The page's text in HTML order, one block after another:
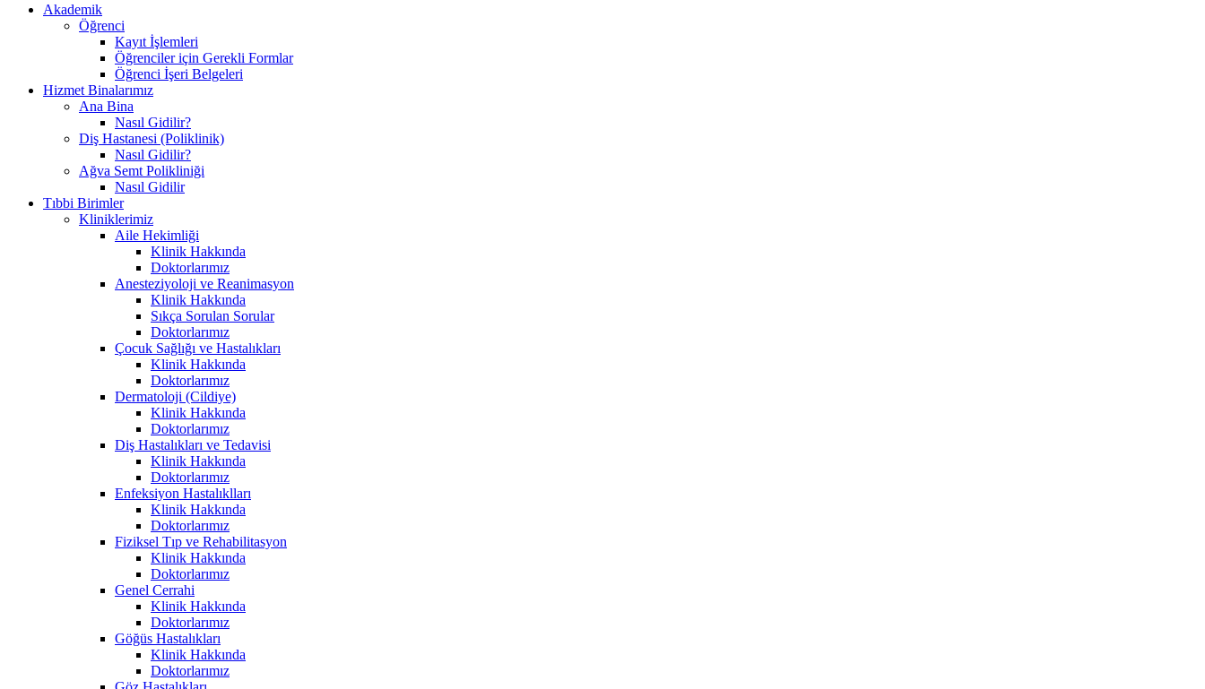
Akademik
Öğrenci
Kayıt İşlemleri
Öğrenciler için Gerekli Formlar
Öğrenci İşeri Belgeleri
Hizmet Binalarımız
Ana Bina
Nasıl Gidilir?
Diş Hastanesi (Poliklinik)
Nasıl Gidilir?
Ağva Semt Polikliniği
Nasıl Gidilir
Tıbbi Birimler
Kliniklerimiz
Aile Hekimliği
Klinik Hakkında
Doktorlarımız
Anesteziyoloji ve Reanimasyon
Klinik Hakkında
Sıkça Sorulan Sorular
Doktorlarımız
Çocuk Sağlığı ve Hastalıkları
Klinik Hakkında
Doktorlarımız
Dermatoloji (Cildiye)
Klinik Hakkında
Doktorlarımız
Diş Hastalıkları ve Tedavisi
Klinik Hakkında
Doktorlarımız
Enfeksiyon Hastalıklları
Klinik Hakkında
Doktorlarımız
Fiziksel Tıp ve Rehabilitasyon
Klinik Hakkında
Doktorlarımız
Genel Cerrahi
Klinik Hakkında
Doktorlarımız
Göğüs Hastalıkları
Klinik Hakkında
Doktorlarımız